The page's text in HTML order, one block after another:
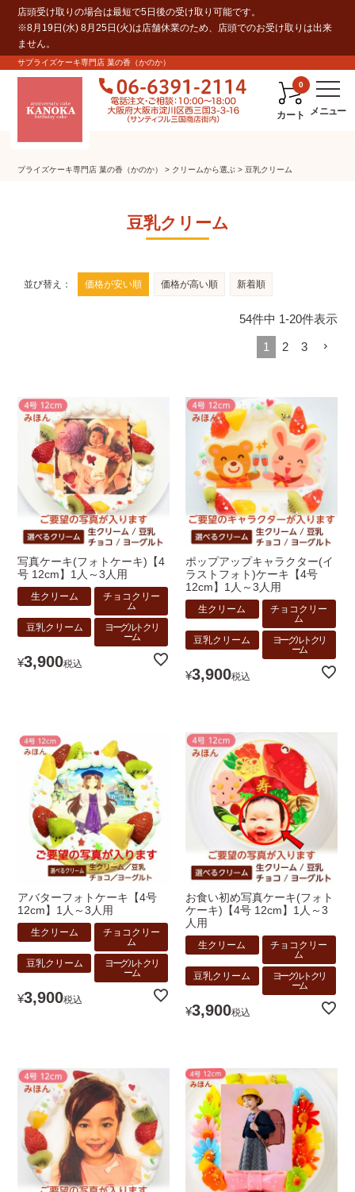
店頭受け取りの場合は最短で5日後の受け取り可能です。
※8月19日(水) 8月25日(火)は店舗休業のため、店頭でのお受け取りは出来
ません。
サプライズケーキ専門店 菓の香（かのか）
0
カート
プライズケーキ専⾨店 菓の⾹（かのか） クリームから選ぶ 豆乳クリーム
豆乳クリーム
並び替え 価格が安い順 価格が高い順 新着順
54件中 1-20件表示
1 2 3
写真ケーキ(フォトケーキ)【4
号 12cm】1人～3人用
生クリーム
チョコクリー
ム
豆乳クリーム
ヨーグルトクリ
ーム
¥3,900税込
ポップアップキャラクター(イ
ラストフォト)ケーキ【4号
12cm】1人～3人用
生クリーム
チョコクリー
ム
豆乳クリーム
ヨーグルトクリ
ーム
¥3,900税込
アバターフォトケーキ【4号
12cm】1人～3人用
生クリーム
チョコクリー
ム
豆乳クリーム
ヨーグルトクリ
ーム
¥3,900税込
お食い初め写真ケーキ(フォト
ケーキ)【4号 12cm】1人～3
人用
生クリーム
チョコクリー
ム
豆乳クリーム
ヨーグルトクリ
ーム
¥3,900税込